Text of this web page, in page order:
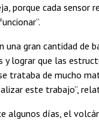
porque cada sensor
una gran cantidad de
y lograr que las
trataba de mucho
este trabajo”,
algunos días, el